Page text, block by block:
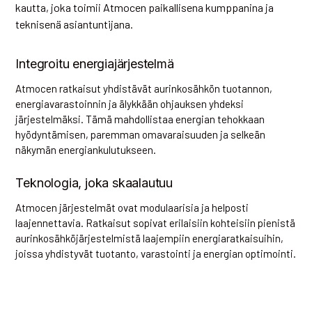
kautta, joka toimii Atmocen paikallisena kumppanina ja
teknisenä asiantuntijana.
Integroitu energiajärjestelmä
Atmocen ratkaisut yhdistävät aurinkosähkön tuotannon,
energiavarastoinnin ja älykkään ohjauksen yhdeksi
järjestelmäksi. Tämä mahdollistaa energian tehokkaan
hyödyntämisen, paremman omavaraisuuden ja selkeän
näkymän energiankulutukseen.
Teknologia, joka skaalautuu
Atmocen järjestelmät ovat modulaarisia ja helposti
laajennettavia. Ratkaisut sopivat erilaisiin kohteisiin pienistä
aurinkosähköjärjestelmistä laajempiin energiaratkaisuihin,
joissa yhdistyvät tuotanto, varastointi ja energian optimointi.